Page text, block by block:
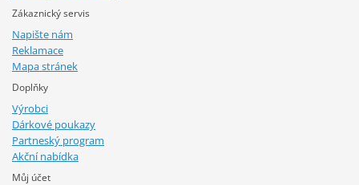
Zákaznický servis
Napište nám
Reklamace
Mapa stránek
Doplňky
Výrobci
Dárkové poukazy
Partneský program
Akční nabídka
Můj účet